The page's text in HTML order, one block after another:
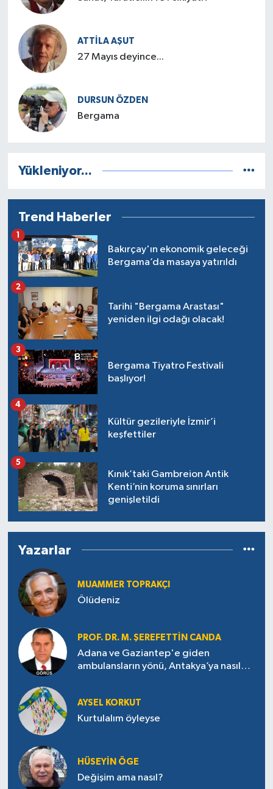
ATTILA AŞUT
27 Mayıs deyince...
DURSUN ÖZDEN
Bergama
Yükleniyor...
Trend Haberler
Bakırçay'ın ekonomik geleceği
Bergama’da masaya yatırıldı
1
Tarihi "Bergama Arastası"
yeniden ilgi odağı olacak!
2
Bergama Tiyatro Festivali
başlıyor!
3
Kültür gezileriyle İzmir’i
keşfettiler
4
Kınık’taki Gambreion Antik
Kenti’nin koruma sınırları
genişletildi
5
Yazarlar
MUAMMER TOPRAKÇI
Ölüdeniz
PROF. DR. M. ŞEREFETTIN CANDA
Adana ve Gaziantep'e giden
ambulansların yönü, Antakya’ya nasıl
AYSEL KORKUT
Kurtulalım öyleyse
HÜSEYIN ÖGE
Değişim ama nasıl?